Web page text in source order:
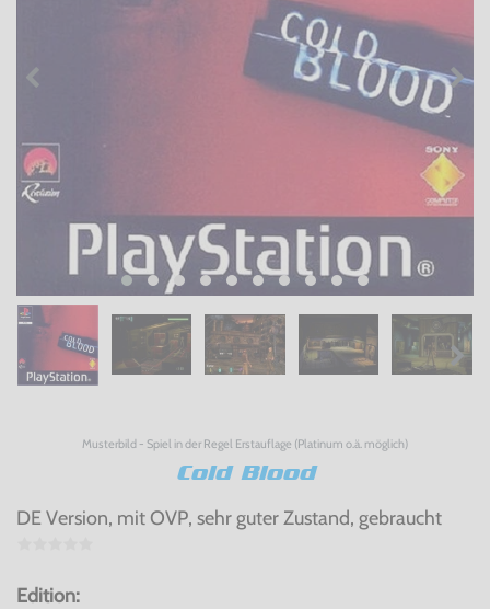
Musterbild - Spiel in der Regel Erstauflage (Platinum o.ä. möglich)
Cold Blood
DE Version, mit OVP, sehr guter Zustand, gebraucht
Edition: